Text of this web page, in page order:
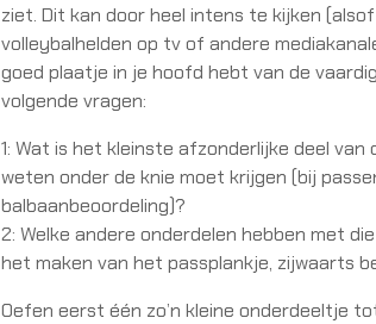
ziet. Dit kan door heel intens te kijken
volleybalhelden op tv of andere
goed plaatje in je hoofd hebt van de
volgende vragen:
1: Wat is het kleinste afzonderlijke deel van
weten onder de knie moet krijgen (bij
balbaanbeoordeling)?
2: Welke andere onderdelen hebben met
het maken van het passplankje, zijwaarts
Oefen eerst één zo’n kleine onderdeeltje